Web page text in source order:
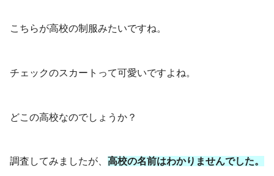
こちらが高校の制服みたいですね。
チェックのスカートって可愛いですよね。
どこの高校なのでしょうか？
調査してみましたが、 高校の名前はわかりませんでした。